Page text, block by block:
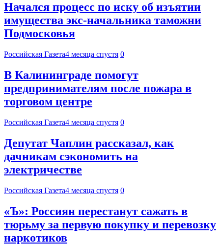
Начался процесс по иску об изъятии
имущества экс-начальника таможни
Подмосковья
Российская Газета4 месяца спустя 0
В Калининграде помогут
предпринимателям после пожара в
торговом центре
Российская Газета4 месяца спустя 0
Депутат Чаплин рассказал, как
дачникам сэкономить на
электричестве
Российская Газета4 месяца спустя 0
«Ъ»: Россиян перестанут сажать в
тюрьму за первую покупку и перевозку
наркотиков